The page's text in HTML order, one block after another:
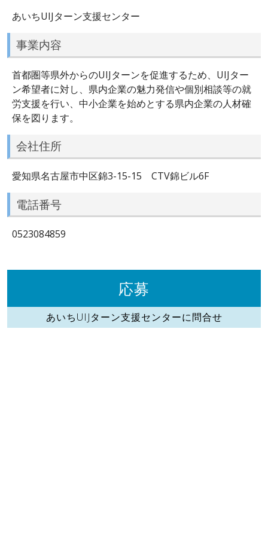
あいちUIJターン支援センター
事業内容
首都圏等県外からのUIJターンを促進するため、UIJター
ン希望者に対し、県内企業の魅力発信や個別相談等の就
労支援を行い、中小企業を始めとする県内企業の人材確
保を図ります。
会社住所
愛知県名古屋市中区錦3-15-15 CTV錦ビル6F
電話番号
0523084859
応募
あいちUIJターン支援センターに問合せ